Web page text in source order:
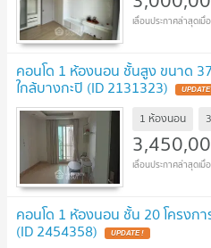
คอนโด 1 ห้องนอน ชั้นสูง ขนาด
ใกล้บางกะปิ (ID 2131323)
1 ห้องนอน
คอนโด 1 ห้องนอน ชั้น 20 โครงก
(ID 2454358) UPDATE !